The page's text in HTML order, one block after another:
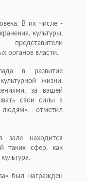
В их числе -
культуры,
представители
органов власти.
в развитие
жизни.
за вашей
свои силы в
людям», - отметил
зале находится
таких сфер, как
был награжден